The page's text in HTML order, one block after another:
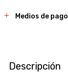
Medios de pago
Descripción